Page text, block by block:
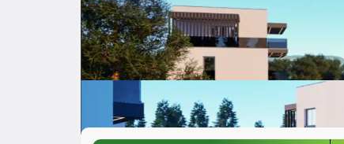
Listing ID: 00884941
Kaštel Stari
Splitsko-dalmatinska županija
201.992 €